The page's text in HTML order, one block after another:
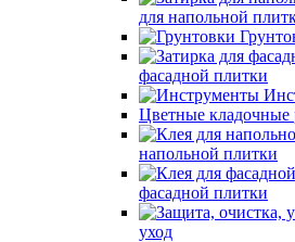
для напольной
фасадной плитки
Цветные кладочные
напольной плитки
фасадной плитки
уход